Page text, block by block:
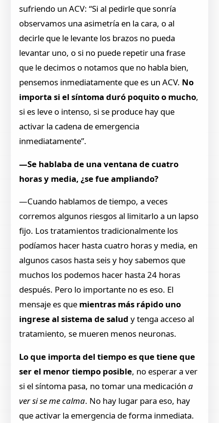
sufriendo un ACV: “Si al pedirle que sonría
observamos una asimetría en la cara, o al
decirle que le levante los brazos no pueda
levantar uno, o si no puede repetir una frase
que le decimos o notamos que no habla bien,
pensemos inmediatamente que es un ACV. No
importa si el síntoma duró poquito o mucho,
si es leve o intenso, si se produce hay que
activar la cadena de emergencia
inmediatamente”.
—Se hablaba de una ventana de cuatro
horas y media, ¿se fue ampliando?
—Cuando hablamos de tiempo, a veces
corremos algunos riesgos al limitarlo a un lapso
fijo. Los tratamientos tradicionalmente los
podíamos hacer hasta cuatro horas y media, en
algunos casos hasta seis y hoy sabemos que
muchos los podemos hacer hasta 24 horas
después. Pero lo importante no es eso. El
mensaje es que mientras más rápido uno
ingrese al sistema de saludy tenga acceso al
tratamiento, se mueren menos neuronas.
Lo que importa del tiempo es que tiene que
ser el menor tiempo posible, no esperar a ver
si el síntoma pasa, no tomar una medicacióna
ver si se me calma. No hay lugar para eso, hay
que activar la emergencia de forma inmediata.